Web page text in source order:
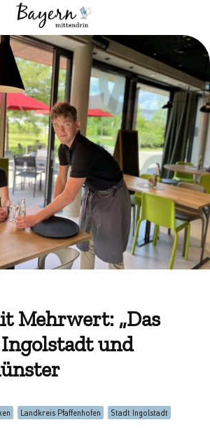
Mehrwert: „Das
und
Landkreis Pfaffenhofen Stadt Ingolstadt